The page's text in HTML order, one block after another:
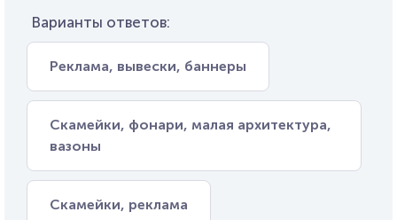
Варианты ответов:
Реклама, вывески, баннеры
Скамейки, фонари, малая архитектура,
вазоны
Скамейки, реклама